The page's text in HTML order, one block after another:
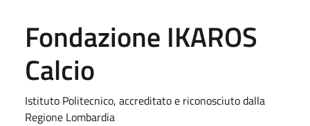
Fondazione IKAROS
Calcio
Istituto Politecnico, accreditato e riconosciuto dalla
Regione Lombardia